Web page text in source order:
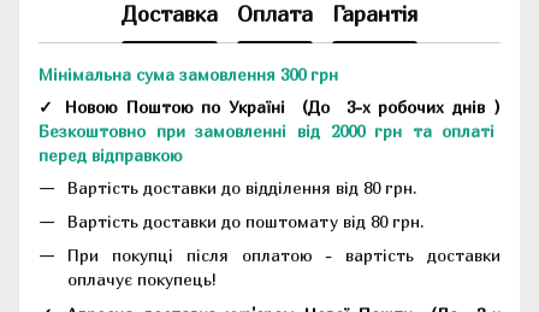
Доставка Оплата Гарантія
Мінімальна сума замовлення 300 грн
✓ Новою Поштою по Україні (До 3-х робочих днів )
Безкоштовно при замовленні від 2000 грн та оплаті
перед відправкою
Вартість доставки до відділення від 80 грн.
Вартість доставки до поштомату від 80 грн.
При покупці після оплатою - вартість доставки
оплачує покупець!